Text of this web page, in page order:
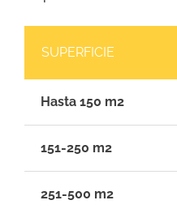
SUPERFICIE
Hasta 150 m2
151-250 m2
251-500 m2